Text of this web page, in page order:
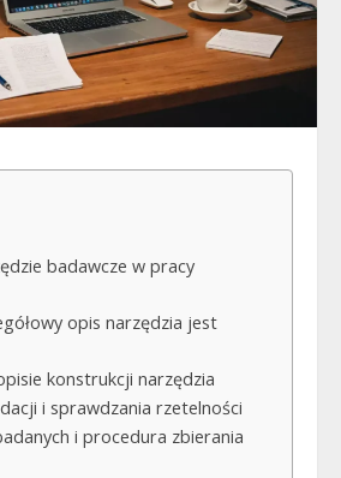
badawcze w pracy
opis narzędzia jest
konstrukcji narzędzia
i sprawdzania rzetelności
i procedura zbierania